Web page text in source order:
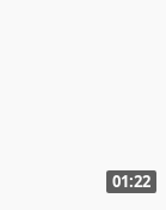
01:22